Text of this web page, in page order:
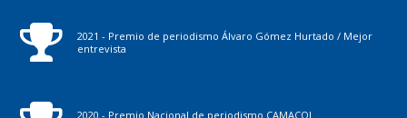
2021 - Premio de periodismo Álvaro Gómez Hurtado / Mejor
entrevista
2020 - Premio Nacional de periodismo CAMACOL